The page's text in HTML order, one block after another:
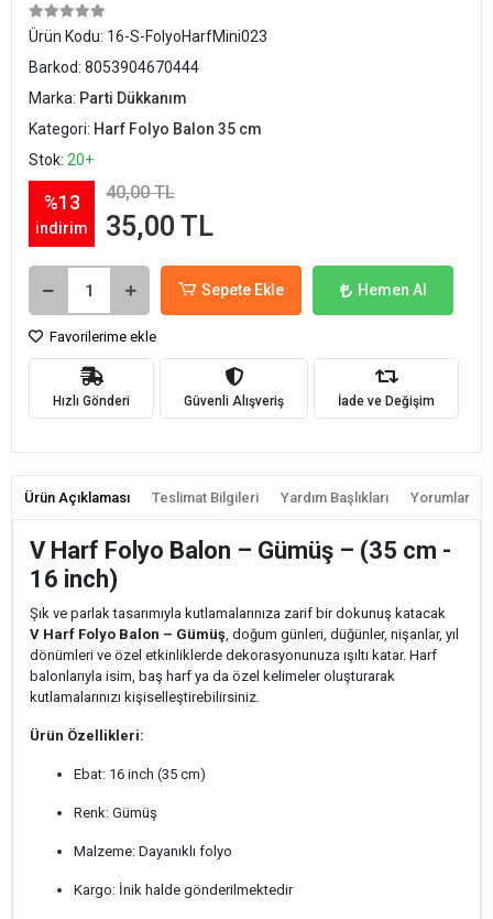
Ürün Kodu: 16-S-FolyoHarfMini023
Barkod: 8053904670444
Marka: Parti Dükkanım
Kategori: Harf Folyo Balon 35 cm
Stok: 20+
%13
indirim
40,00 TL
35,00 TL
Sepete Ekle Hemen Al
Favorilerime ekle
Hızlı Gönderi Güvenli Alışveriş İade ve Değişim
Ürün Açıklaması Teslimat Bilgileri Yardım Başlıkları Yorumlar
V Harf Folyo Balon – Gümüş – (35 cm -
16 inch)
Şık ve parlak tasarımıyla kutlamalarınıza zarif bir dokunuş katacak
V Harf Folyo Balon – Gümüş, doğum günleri, düğünler, nişanlar, yıl
dönümleri ve özel etkinliklerde dekorasyonunuza ışıltı katar. Harf
balonlarıyla isim, baş harf ya da özel kelimeler oluşturarak
kutlamalarınızı kişiselleştirebilirsiniz.
Ürün Özellikleri:
Ebat: 16 inch (35 cm)
Renk: Gümüş
Malzeme: Dayanıklı folyo
Kargo: İnik halde gönderilmektedir